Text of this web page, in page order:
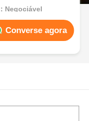
Negociável
Converse agora